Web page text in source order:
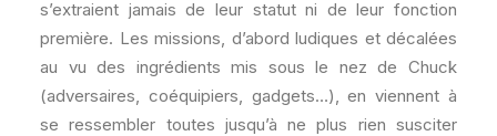
s’extraient jamais de leur statut ni de leur fonction
première. Les missions, d’abord ludiques et décalées
au vu des ingrédients mis sous le nez de Chuck
(adversaires, coéquipiers, gadgets…), en viennent à
se ressembler toutes jusqu’à ne plus rien susciter